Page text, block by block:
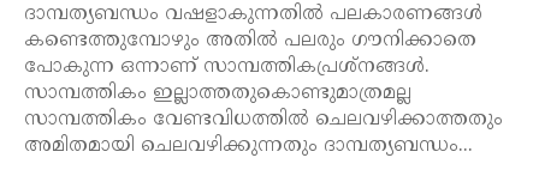
ദാമ്പത്യബന്ധം വഷളാകുന്നതിൽ പലകാരണങ്ങൾ
കണ്ടെത്തുമ്പോഴും അതിൽ പലരും ഗൗനിക്കാതെ
പോകുന്ന ഒന്നാണ് സാമ്പത്തികപ്രശ്നങ്ങൾ.
സാമ്പത്തികം ഇല്ലാത്തതുകൊണ്ടുമാത്രമല്ല
സാമ്പത്തികം വേണ്ടവിധത്തിൽ ചെലവഴിക്കാത്തതും
അമിതമായി ചെലവഴിക്കുന്നതും ദാമ്പത്യബന്ധം...